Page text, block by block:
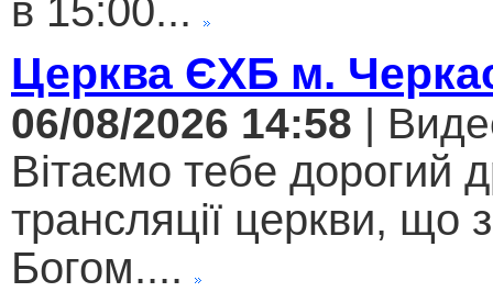
в 15:00...
Церква ЄХБ м.
06/08/2026 14:58 |
Вітаємо тебе дорогий
трансляції церкви, що
Богом....